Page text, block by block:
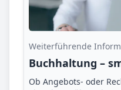
Weiterführende
Buchhaltung –
Ob Angebots- oder